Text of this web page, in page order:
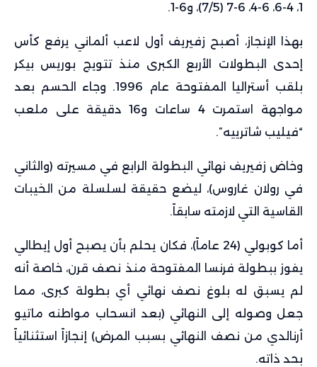
1، 4-6، 6-4، 6-7 (7/5)، و6-1.
بهذا الإنجاز، أصبح زفيريف أول لاعب ألماني يرفع كأس
إحدى البطولات الأربع الكبرى منذ تتويج بوريس بيكر
بلقب أستراليا المفتوحة عام 1996. وجاء الحسم بعد
مواجهة استمرت 4 ساعات و16 دقيقة على ملعب
“فيليب شاترييه”.
وخاض زفيريف نهائي البطولة الرابع في مسيرته (والثاني
في رولان غاروس)، ليضع حقيقة لسلسلة من الخيبات
القاسية التي لازمته سابقاً.
أما كوبولي (24 عاماً)، فكان يحلم بأن يصبح أول إيطالي
يفوز ببطولة فرنسا المفتوحة منذ نصف قرن، خاصة أنه
لم يسبق له بلوغ نصف نهائي أي بطولة كبرى، مما
جعل وصوله إلى النهائي (بعد انسحاب مواطنه ماتيو
أرنالدي من نصف النهائي بسبب المرض) إنجازاً استثنائياً
بحد ذاته.